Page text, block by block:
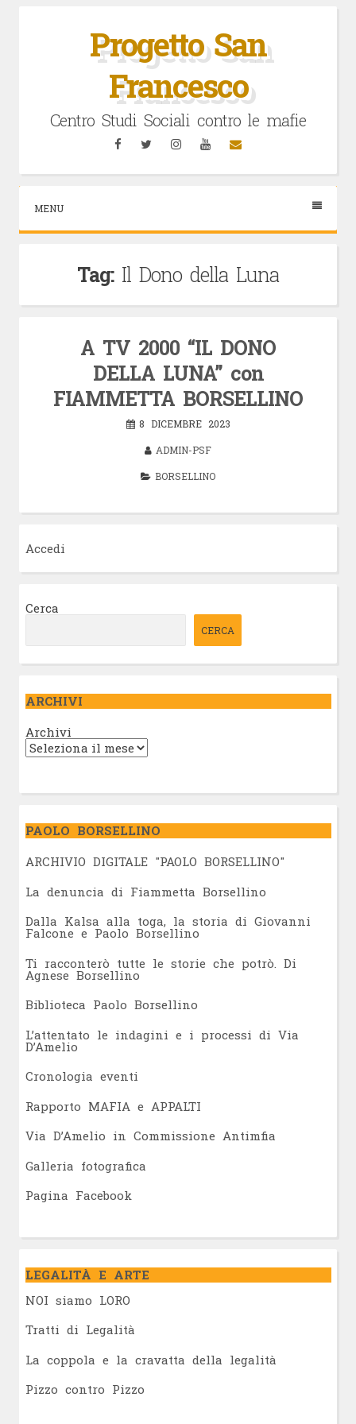
Progetto San
Francesco
Centro Studi Sociali contro le mafie
FacebookTwitterInstagramYouTubeEmail
MENU
Tag: Il Dono della Luna
A TV 2000 “IL DONO
DELLA LUNA” con
FIAMMETTA BORSELLINO
8 DICEMBRE 2023
ADMIN-PSF
BORSELLINO
Accedi
Cerca
CERCA
ARCHIVI
Archivi
PAOLO BORSELLINO
ARCHIVIO DIGITALE "PAOLO BORSELLINO"
La denuncia di Fiammetta Borsellino
Dalla Kalsa alla toga, la storia di Giovanni
Falcone e Paolo Borsellino
Ti racconterò tutte le storie che potrò. Di
Agnese Borsellino
Biblioteca Paolo Borsellino
L’attentato le indagini e i processi di Via
D’Amelio
Cronologia eventi
Rapporto MAFIA e APPALTI
Via D’Amelio in Commissione Antimfia
Galleria fotografica
Pagina Facebook
LEGALITÀ E ARTE
NOI siamo LORO
Tratti di Legalità
La coppola e la cravatta della legalità
Pizzo contro Pizzo